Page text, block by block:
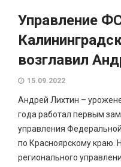
Управление
возглавил
15.09.2022
Андрей Лихтин –
года работал первым
управления
по Красноярскому краю.
регионального